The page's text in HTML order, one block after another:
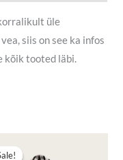
üle
siis on see ka infos
kõik tooted läbi.
hind